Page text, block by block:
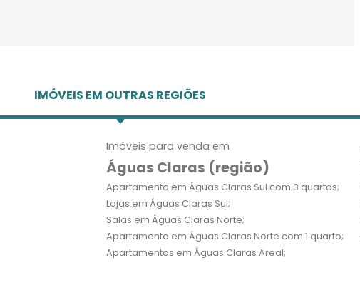
IMÓVEIS EM OUTRAS REGIÕES
Imóveis para venda em
Águas Claras (região)
Apartamento em Águas Claras Sul com 3 quartos;
Lojas em Águas Claras Sul;
Salas em Águas Claras Norte;
Apartamento em Águas Claras Norte com 1 quarto;
Apartamentos em Águas Claras Areal;